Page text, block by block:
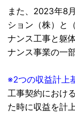
また、2023年8
ション（株）と
ナンス工事と躯
ナンス事業の一
※2つの収益計上
工事契約におけ
た時に収益を計